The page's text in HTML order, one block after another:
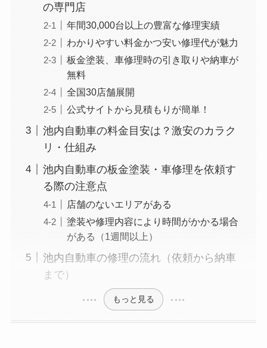
の専門店
年間30,000台以上の豊富な修理実績
わかりやすい料金かつ安い修理代が魅力
板金塗装、車修理時の引き取りや納車が
無料
全国30店舗展開
公式サイトから見積もりが簡単！
池内自動車の料金目安は？激安のカラク
リ・仕組み
池内自動車の板金塗装・車修理を依頼す
る際の注意点
店舗のないエリアがある
塗装や修理内容により時間がかかる場合
がある（1週間以上）
池内自動車の修理の流れ（依頼から納車
まで）
もっと見る